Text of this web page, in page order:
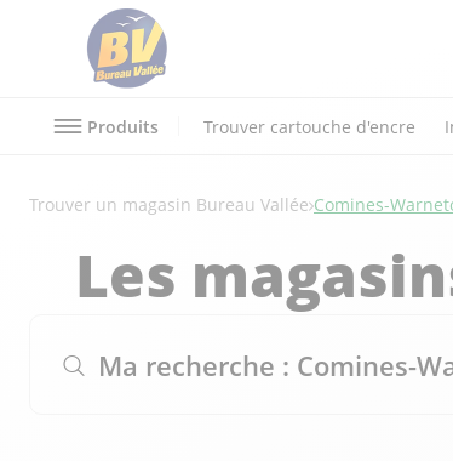
Produits Trouver cartouche d'encre
Trouver un magasin Bureau Vallée Comines-
Les
Ma recherche : Comines-